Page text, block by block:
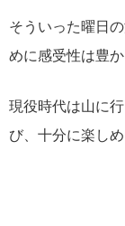
そういった曜日
めに感受性は豊
現役時代は山に
び、十分に楽し